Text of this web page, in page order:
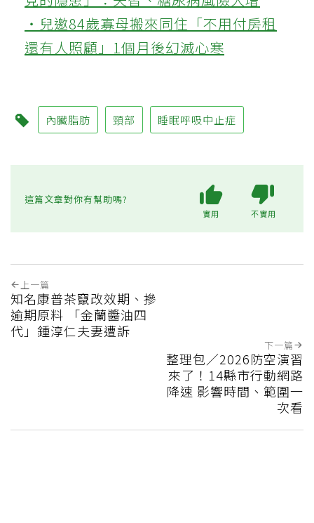
‧兒邀84歲寡母搬來同住「不用付房租
還有人照顧」1個月後幻滅心寒
內臟脂肪 頸部 睡眠呼吸中止症
這篇文章對你有幫助嗎?
實用 不實用
上一篇
知名康普茶竄改效期、摻
逾期原料 「金蘭醬油四
代」鍾淳仁夫妻遭訴
下一篇
整理包／2026防空演習
來了！14縣市行動網路
降速 影響時間、範圍一
次看